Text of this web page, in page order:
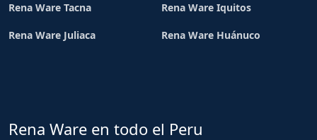
Rena Ware Tacna Rena Ware Iquitos
Rena Ware Juliaca Rena Ware Huánuco
Rena Ware en todo el Peru